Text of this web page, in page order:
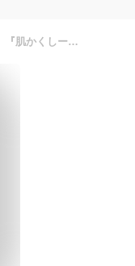
タトゥー隠し【超大判・3枚入り・宅配便】【お急ぎの方用】『肌かくしーと超大判3枚セット』タトゥー・傷あと・あざを隠すスキンカバーシート！[3枚入り]ウォータープルーフ 極うす0.02mm ファンデーション 隠す テープ シート シール